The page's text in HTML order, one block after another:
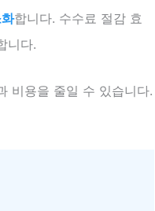
합니다. 수수료 절감 효
니다.
비용을 줄일 수 있습니다.